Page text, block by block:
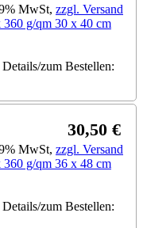
MwSt, zzgl. Versand
g/qm 30 x 40 cm
zum Bestellen:
30,50 €
MwSt, zzgl. Versand
g/qm 36 x 48 cm
zum Bestellen: